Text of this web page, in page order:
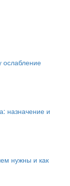
ослабление
назначение и
нужны и как